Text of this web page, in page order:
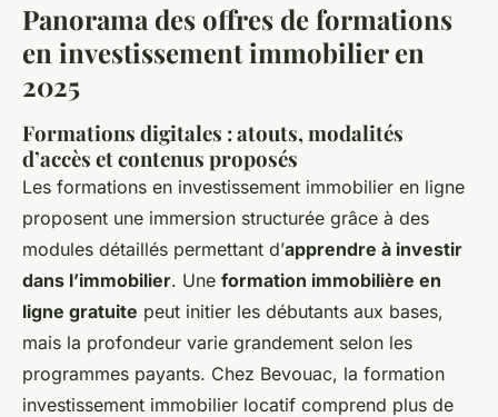
Panorama des offres de formations
en investissement immobilier en
2025
Formations digitales : atouts, modalités
d’accès et contenus proposés
Les formations en investissement immobilier en ligne
proposent une immersion structurée grâce à des
modules détaillés permettant d’apprendre à investir
dans l’immobilier. Une formation immobilière en
ligne gratuite peut initier les débutants aux bases,
mais la profondeur varie grandement selon les
programmes payants. Chez Bevouac, la formation
investissement immobilier locatif comprend plus de